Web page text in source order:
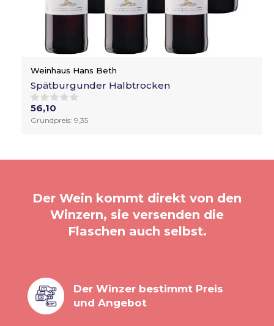
Weinhaus Hans Beth
Spätburgunder Halbtrocken
56,10
Grundpreis: 9,35
Der Wein kommt direkt von den
Winzern, sie versenden die
Flaschen auch selbst.
Der Winzer bestimmt Preis
und Angebot